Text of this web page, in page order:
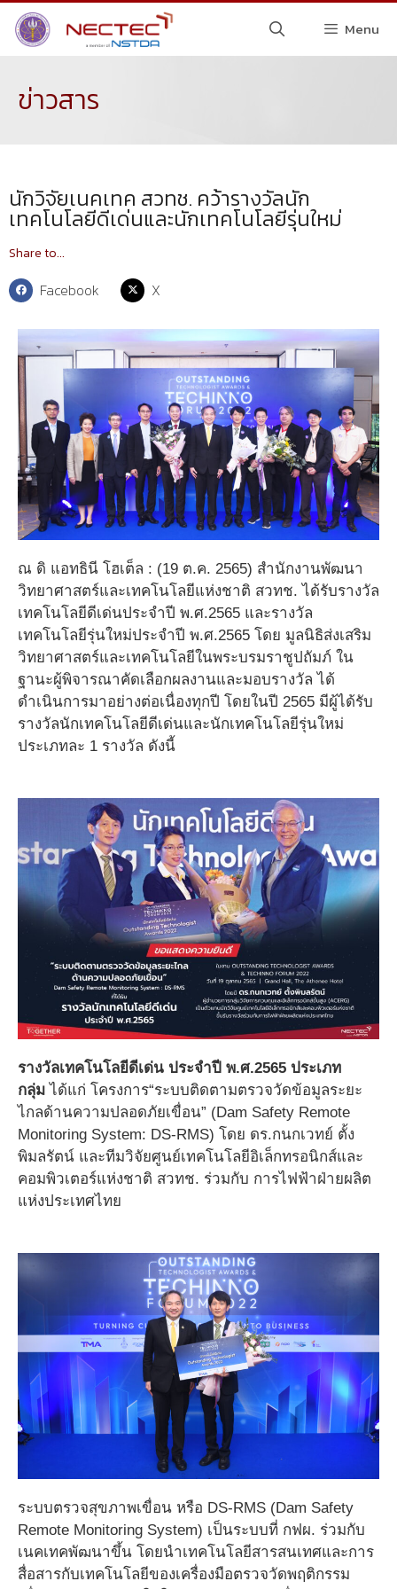
Menu
ข่าวสาร
นักวิจัยเนคเทค สวทช. คว้ารางวัลนัก
เทคโนโลยีดีเด่นและนักเทคโนโลยีรุ่นใหม่
Share to...
Facebook X
ณ ดิ แอทธินี โฮเต็ล : (19 ต.ค. 2565) สำนักงานพัฒนา
วิทยาศาสตร์และเทคโนโลยีแห่งชาติ สวทช. ได้รับรางวัล
เทคโนโลยีดีเด่นประจำปี พ.ศ.2565 และรางวัล
เทคโนโลยีรุ่นใหม่ประจำปี พ.ศ.2565 โดย มูลนิธิส่งเสริม
วิทยาศาสตร์และเทคโนโลยีในพระบรมราชูปถัมภ์ ใน
ฐานะผู้พิจารณาคัดเลือกผลงานและมอบรางวัล ได้
ดำเนินการมาอย่างต่อเนื่องทุกปี โดยในปี 2565 มีผู้ได้รับ
รางวัลนักเทคโนโลยีดีเด่นและนักเทคโนโลยีรุ่นใหม่
ประเภทละ 1 รางวัล ดังนี้
รางวัลเทคโนโลยีดีเด่น ประจำปี พ.ศ.2565 ประเภท
กลุ่ม ได้แก่ โครงการ“ระบบติดตามตรวจวัดข้อมูลระยะ
ไกลด้านความปลอดภัยเขื่อน” (Dam Safety Remote
Monitoring System: DS-RMS) โดย ดร.กนกเวทย์ ตั้ง
พิมลรัตน์ และทีมวิจัยศูนย์เทคโนโลยีอิเล็กทรอนิกส์และ
คอมพิวเตอร์แห่งชาติ สวทช. ร่วมกับ การไฟฟ้าฝ่ายผลิต
แห่งประเทศไทย
ระบบตรวจสุขภาพเขื่อน หรือ DS-RMS (Dam Safety
Remote Monitoring System) เป็นระบบที่ กฟผ. ร่วมกับ
เนคเทคพัฒนาขึ้น โดยนำเทคโนโลยีสารสนเทศและการ
สื่อสารกับเทคโนโลยีของเครื่องมือตรวจวัดพฤติกรรม